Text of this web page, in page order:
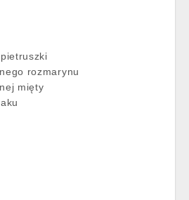
rozmarynu
mięty